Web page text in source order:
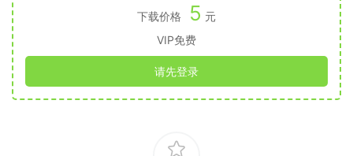
下载价格 5 元
VIP免费
请先登录